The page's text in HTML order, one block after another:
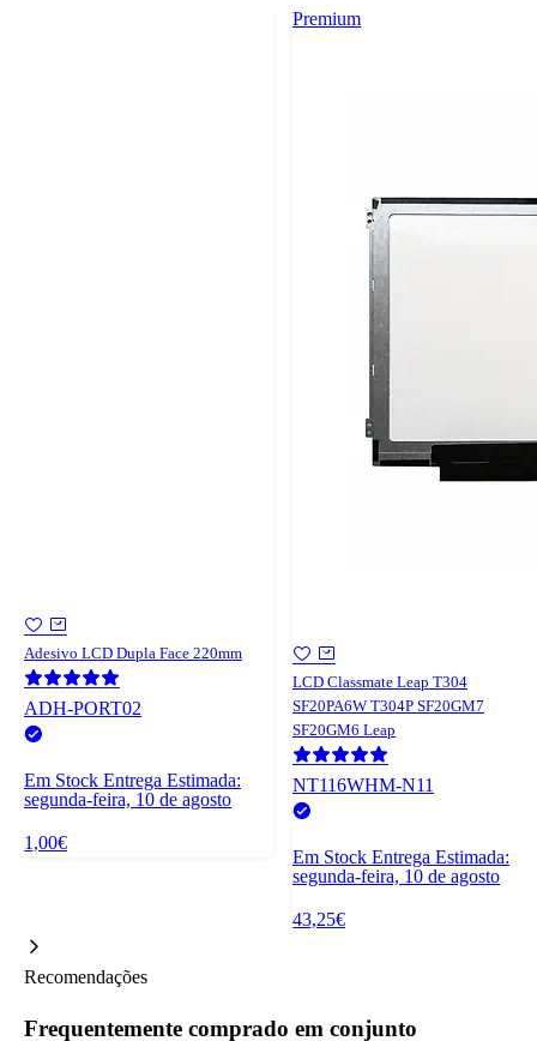
Adesivo LCD Dupla Face 220mm
ADH-PORT02
Em Stock Entrega Estimada:
segunda-feira, 10 de agosto
1,00€
Premium
LCD Classmate Leap T304
SF20PA6W T304P SF20GM7
SF20GM6 Leap
NT116WHM-N11
Em Stock Entrega Estimada:
segunda-feira, 10 de agosto
43,25€
Recomendações
Frequentemente comprado em conjunto